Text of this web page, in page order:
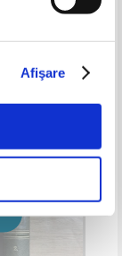
Afişare
l'Amerique